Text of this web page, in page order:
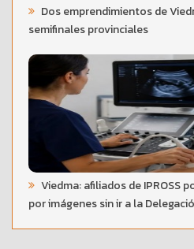
Dos emprendimientos de
semifinales provinciales
Viedma: afiliados de IPROSS
por imágenes sin ir a la